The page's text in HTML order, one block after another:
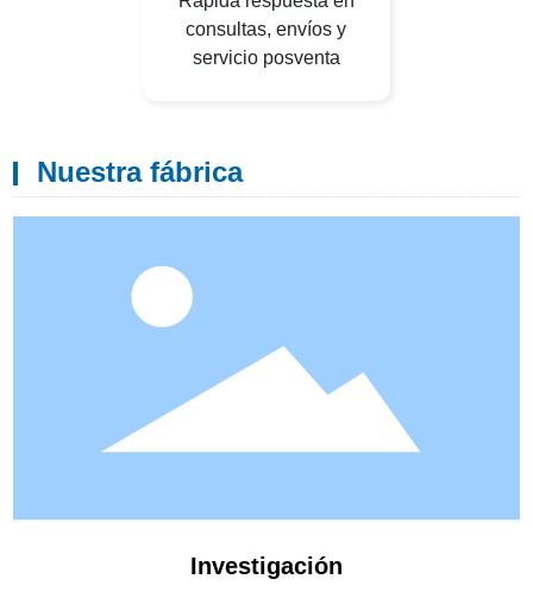
consultas, envíos y
servicio posventa
Nuestra fábrica
Investigación